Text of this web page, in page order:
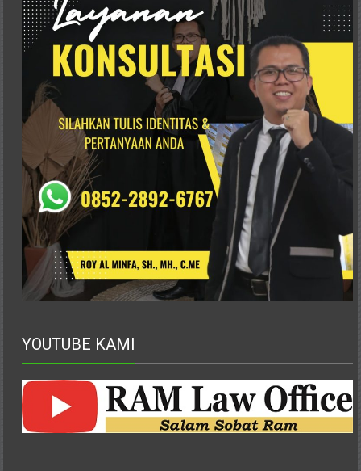
Purworejo,
Daerah
Istimewa
Yogyakarta,
Makassar,
Denpasar,
Salatiga,
Pontianak,
Bandung,
Kendari,
Riau,
Pekanbaru,
Bengkulu,
Mukomuko,
Gunung
Kulon
Balikpapan,
Jakarta
Pusat,
Tanggerang,
YOUTUBE KAMI